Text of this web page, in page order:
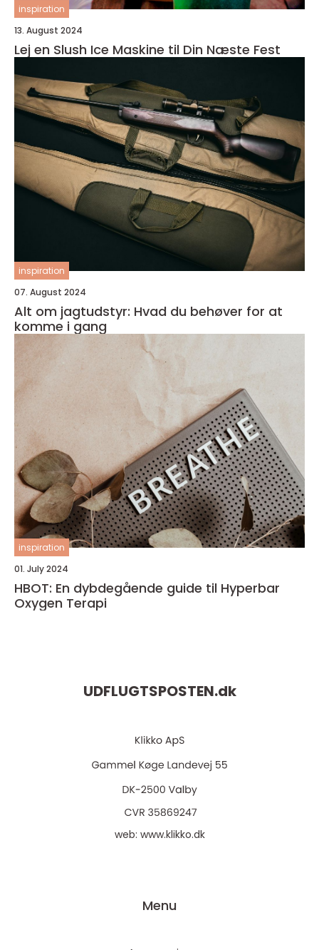
inspiration
13. August 2024
Lej en Slush Ice Maskine til Din Næste Fest
inspiration
07. August 2024
Alt om jagtudstyr: Hvad du behøver for at
komme i gang
inspiration
01. July 2024
HBOT: En dybdegående guide til Hyperbar
Oxygen Terapi
UDFLUGTSPOSTEN.dk
web: www.klikko.dk
Menu